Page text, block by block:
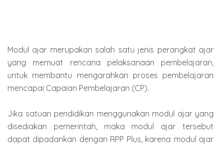
Modul ajar merupakan salah satu jenis perangkat ajar
yang memuat rencana pelaksanaan pembelajaran,
untuk membantu mengarahkan proses pembelajaran
mencapai Capaian Pembelajaran (CP).
Jika satuan pendidikan menggunakan modul ajar yang
disediakan pemerintah, maka modul ajar tersebut
dapat dipadankan dengan RPP Plus, karena modul ajar